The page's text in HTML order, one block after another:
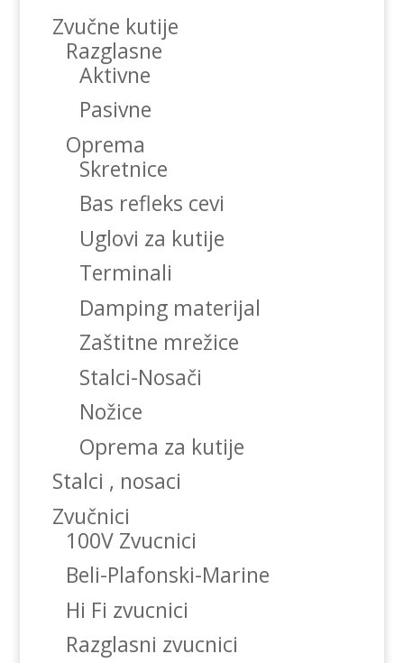
Zvučne kutije
Razglasne
Aktivne
Pasivne
Oprema
Skretnice
Bas refleks cevi
Uglovi za kutije
Terminali
Damping materijal
Zaštitne mrežice
Stalci-Nosači
Nožice
Oprema za kutije
Stalci , nosaci
Zvučnici
100V Zvucnici
Beli-Plafonski-Marine
Hi Fi zvucnici
Razglasni zvucnici